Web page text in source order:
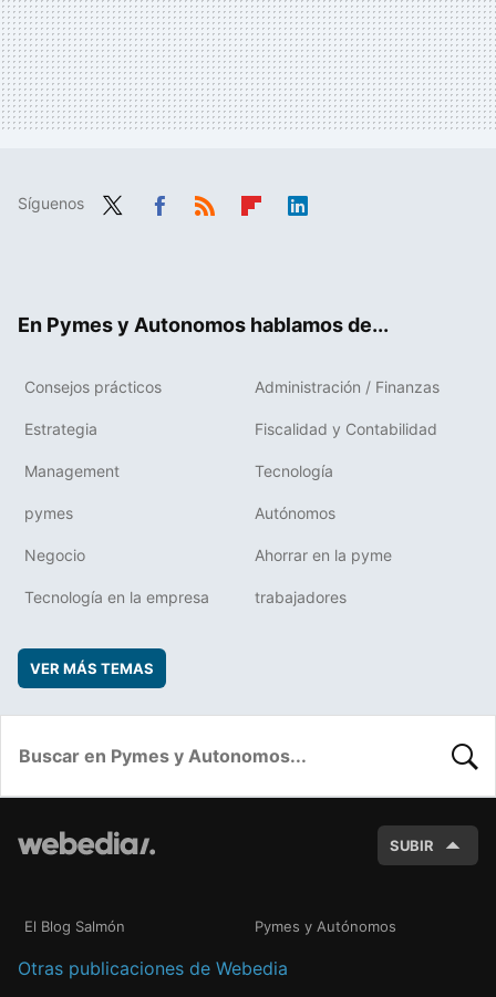
Síguenos
En Pymes y Autonomos hablamos de...
Consejos prácticos Administración / Finanzas
Estrategia Fiscalidad y Contabilidad
Management Tecnología
pymes Autónomos
Negocio Ahorrar en la pyme
Tecnología en la empresa trabajadores
VER MÁS TEMAS
SUBIR
El Blog Salmón Pymes y Autónomos
Otras publicaciones de Webedia